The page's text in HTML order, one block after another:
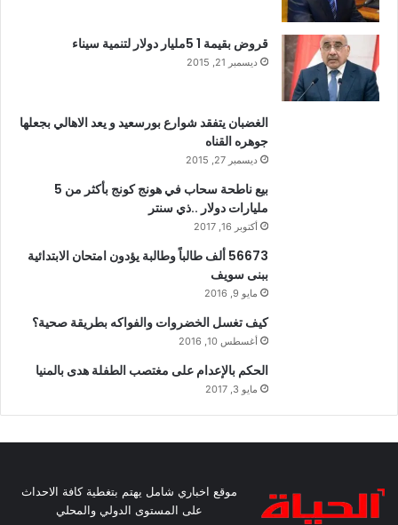
قروض بقيمة 1 5مليار دولار لتنمية سيناء
ديسمبر 21, 2015
الغضبان يتفقد شوارع بورسعيد و يعد الاهالي بجعلها
جوهره القناه
ديسمبر 27, 2015
بيع ناطحة سحاب في هونج كونج بأكثر من 5
مليارات دولار ..ذي سنتر
أكتوبر 16, 2017
56673 ألف طالباً وطالبة يؤدون امتحان الابتدائية
ببنى سويف
مايو 9, 2016
كيف تغسل الخضروات والفواكه بطريقة صحية؟
أغسطس 10, 2016
الحكم بالإعدام على مغتصب الطفلة هدى بالمنيا
مايو 3, 2017
موقع اخباري شامل يهتم بتغطية كافة الاحداث
على المستوى الدولي والمحلي